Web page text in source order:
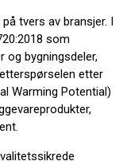
tvers av bransjer. I
som
og bygningsdeler,
etter
Warming Potential)